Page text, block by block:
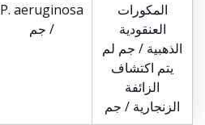
المكورات
العنقودية
الذهبية / جم لم
يتم اكتشاف
الزائفة
الزنجارية / جم
P. aeruginosa
/ جم